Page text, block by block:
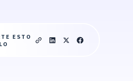
ESTO